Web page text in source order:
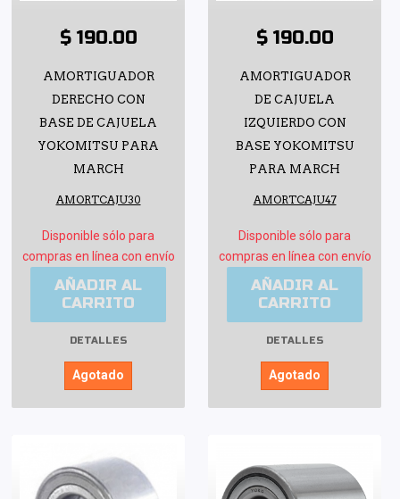
$ 190.00
AMORTIGUADOR
DERECHO CON
BASE DE CAJUELA
YOKOMITSU PARA
MARCH
AMORTCAJU30
Disponible sólo para
compras en línea con envío
AÑADIR AL
CARRITO
DETALLES
Agotado
$ 190.00
AMORTIGUADOR
DE CAJUELA
IZQUIERDO CON
BASE YOKOMITSU
PARA MARCH
AMORTCAJU47
Disponible sólo para
compras en línea con envío
AÑADIR AL
CARRITO
DETALLES
Agotado